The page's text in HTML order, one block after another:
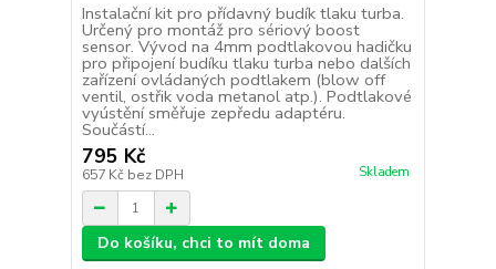
Instalační kit pro přídavný budík tlaku turba.
Určený pro montáž pro sériový boost
sensor. Vývod na 4mm podtlakovou hadičku
pro připojení budíku tlaku turba nebo dalších
zařízení ovládaných podtlakem (blow off
ventil, ostřik voda metanol atp.). Podtlakové
vyústění směřuje zepředu adaptéru.
Součástí...
795 Kč
657 Kč bez DPH Skladem
Do košíku, chci to mít doma